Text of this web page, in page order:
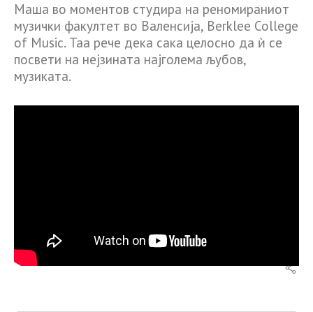
Маша во моментов студира на реномираниот
музички факултет во Валенсија, Berklee College
of Music. Таа рече дека сака целосно да ѝ се
посвети на нејзината најголема љубов,
музиката.